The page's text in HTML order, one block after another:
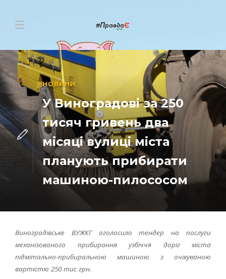
НОВИНИ
У Виноградові за 250
тисяч гривень два
місяці вулиці міста
планують прибирати
машиною-пилососом
Виноградівське ВУЖКГ оголосило тендер на послуги
механізованого прибирання узбіччя доріг міста
підмітально-прибиральною машиною з очікуваною
вартістю 250 тис грн.